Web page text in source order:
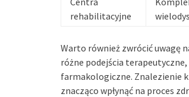
rehabilitacyjne
Warto również zwrócić uwagę
różne podejścia
farmakologiczne. Znalezienie
znacząco wpłynąć na proces